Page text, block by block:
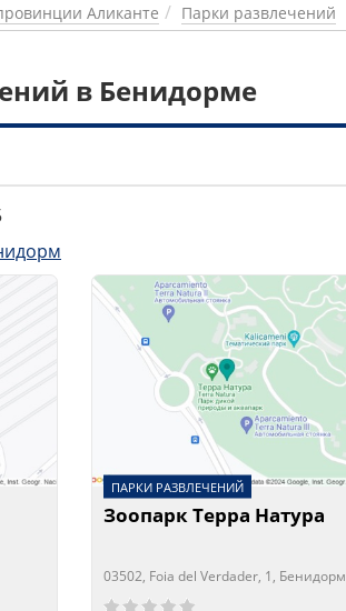
Аликанте Парки развлечений
в Бенидорме
ПАРКИ РАЗВЛЕЧЕНИЙ
Зоопарк Терра Натура
03502, Foia del Verdader, 1, Бенидорм
Сейчас открыто!
Сейчас закрыто!